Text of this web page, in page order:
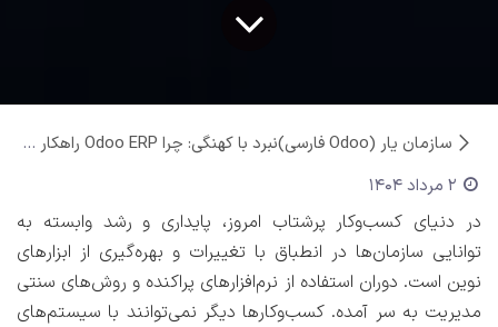
سازمان یار (Odoo فارسی)
نبرد با کهنگی: چرا Odoo ERP راهکار مدرن مدیریت کسب‌وکار است؟
2 مرداد 1404
در دنیای کسب‌وکار پرشتاب امروز، پایداری و رشد وابسته به
توانایی سازمان‌ها در انطباق با تغییرات و بهره‌گیری از ابزارهای
نوین است. دوران استفاده از نرم‌افزارهای پراکنده و روش‌های سنتی
مدیریت به سر آمده. کسب‌وکارها دیگر نمی‌توانند با سیستم‌های